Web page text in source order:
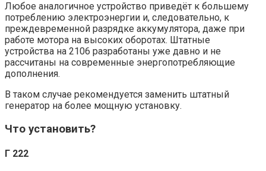
Любое аналогичное устройство приведёт к большему
потреблению электроэнергии и, следовательно, к
преждевременной разрядке аккумулятора, даже при
работе мотора на высоких оборотах. Штатные
устройства на 2106 разработаны уже давно и не
рассчитаны на современные энергопотребляющие
дополнения.
В таком случае рекомендуется заменить штатный
генератор на более мощную установку.
Что установить?
Г 222